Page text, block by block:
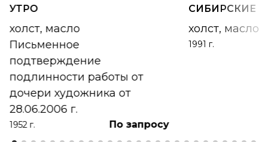
УТРО
холст, масло
Письменное
подтверждение
подлинности работы от
дочери художника от
28.06.2006 г.
1952 г. По запросу
СИБИРСКИЕ
холст, масло
1991 г.